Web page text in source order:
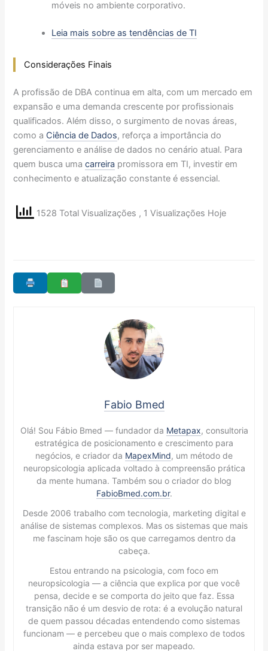
móveis no ambiente corporativo.
Leia mais sobre as tendências de TI
Considerações Finais
A profissão de DBA continua em alta, com um mercado em
expansão e uma demanda crescente por profissionais
qualificados. Além disso, o surgimento de novas áreas,
como a Ciência de Dados, reforça a importância do
gerenciamento e análise de dados no cenário atual. Para
quem busca umacarreira promissora em TI, investir em
conhecimento e atualização constante é essencial.
1528 Total Visualizações , 1 Visualizações Hoje
Fabio Bmed
Olá! Sou Fábio Bmed — fundador da Metapax, consultoria
estratégica de posicionamento e crescimento para
negócios, e criador da MapexMind, um método de
neuropsicologia aplicada voltado à compreensão prática
da mente humana. Também sou o criador do blog
FabioBmed.com.br.
Desde 2006 trabalho com tecnologia, marketing digital e
análise de sistemas complexos. Mas os sistemas que mais
me fascinam hoje são os que carregamos dentro da
cabeça.
Estou entrando na psicologia, com foco em
neuropsicologia — a ciência que explica por que você
pensa, decide e se comporta do jeito que faz. Essa
transição não é um desvio de rota: é a evolução natural
de quem passou décadas entendendo como sistemas
funcionam — e percebeu que o mais complexo de todos
ainda estava por ser mapeado.